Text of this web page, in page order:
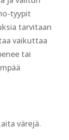
tyypit
tarvitaan
vaikuttaa
tai
värejä.